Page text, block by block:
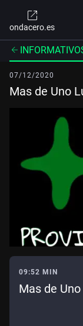
ondacero.es
07/12/2020
Mas de Uno
09:52 MIN
Mas de